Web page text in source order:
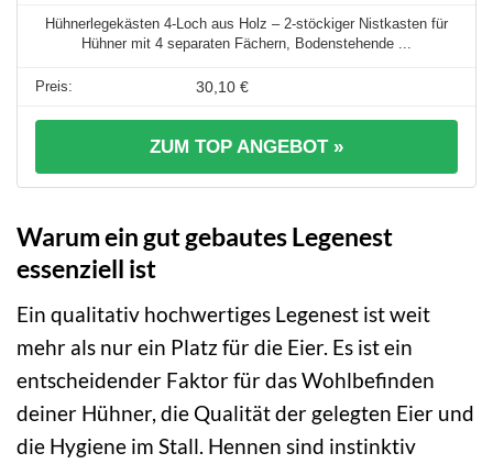
Hühnerlegekästen 4-Loch aus Holz – 2-stöckiger Nistkasten für
Hühner mit 4 separaten Fächern, Bodenstehende ...
30,10 €
ZUM TOP ANGEBOT »
Warum ein gut gebautes Legenest
essenziell ist
Ein qualitativ hochwertiges Legenest ist weit
mehr als nur ein Platz für die Eier. Es ist ein
entscheidender Faktor für das Wohlbefinden
deiner Hühner, die Qualität der gelegten Eier und
die Hygiene im Stall. Hennen sind instinktiv